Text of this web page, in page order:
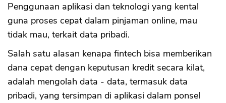
Penggunaan aplikasi dan teknologi yang kental
guna proses cepat dalam pinjaman online, mau
tidak mau, terkait data pribadi.
Salah satu alasan kenapa fintech bisa memberikan
dana cepat dengan keputusan kredit secara kilat,
adalah mengolah data - data, termasuk data
pribadi, yang tersimpan di aplikasi dalam ponsel